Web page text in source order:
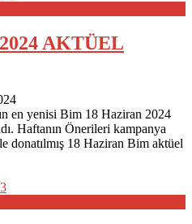
AKTÜEL
en yenisi Bim 18 Haziran 2024
Haftanın Önerileri kampanya
donatılmış 18 Haziran Bim aktüel